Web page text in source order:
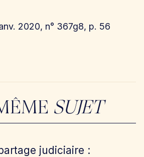
2020, n° 367g8, p. 56
SUJET
judiciaire :